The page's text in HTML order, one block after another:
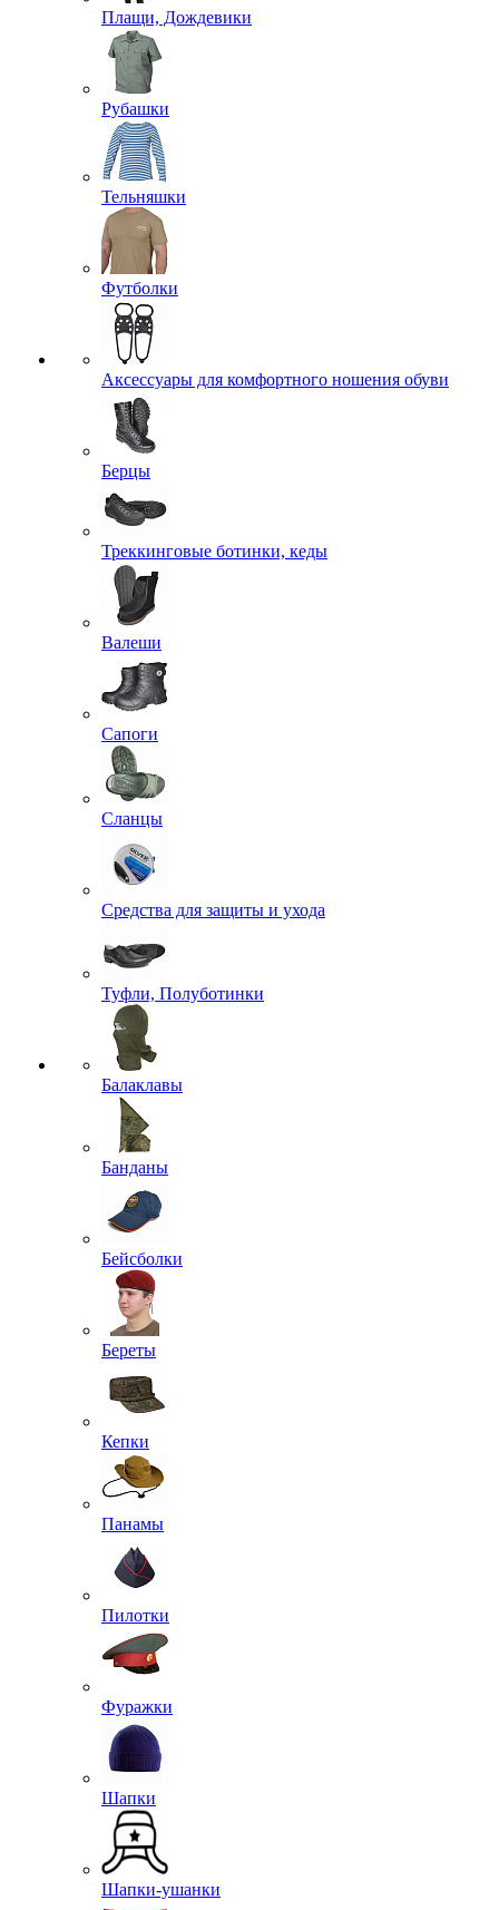
Плащи, Дождевики
Рубашки
Тельняшки
Футболки
Аксессуары для комфортного ношения обуви
Берцы
Треккинговые ботинки, кеды
Валеши
Сапоги
Сланцы
Средства для защиты и ухода
Туфли, Полуботинки
Балаклавы
Банданы
Бейсболки
Береты
Кепки
Панамы
Пилотки
Фуражки
Шапки
Шапки-ушанки